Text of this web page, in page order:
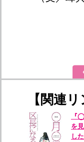
【関連リ
『
を
した